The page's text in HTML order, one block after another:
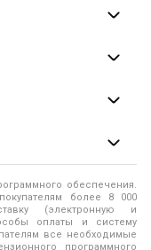
обеспечения.
более 8 000
(электронную и
оплаты и систему
все необходимые
программного